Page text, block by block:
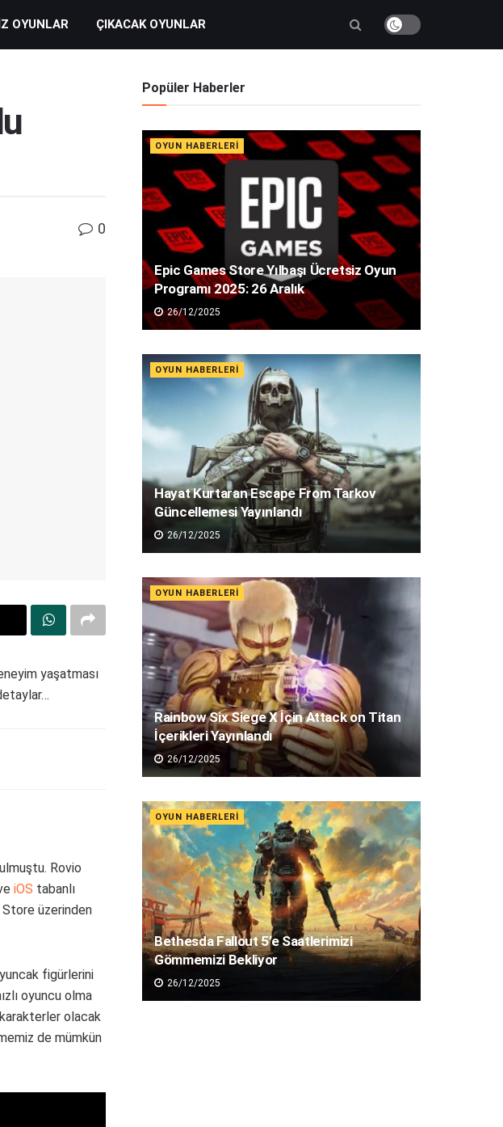
OYUNLAR ÇIKACAK OYUNLAR
0
yaşatması
Rovio
iOS tabanlı
Store üzerinden
figürlerini
oyuncu olma
olacak
de mümkün
Popüler Haberler
OYUN HABERLERI
Epic Games Store Yılbaşı Ücretsiz Oyun
Programı 2025: 26 Aralık
26/12/2025
OYUN HABERLERI
Hayat Kurtaran Escape From Tarkov
Güncellemesi Yayınlandı
26/12/2025
OYUN HABERLERI
Rainbow Six Siege X İçin Attack on Titan
İçerikleri Yayınlandı
26/12/2025
OYUN HABERLERI
Bethesda Fallout 5’e Saatlerimizi
Gömmemizi Bekliyor
26/12/2025